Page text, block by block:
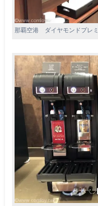
那覇空港 ダイヤモンドプレ